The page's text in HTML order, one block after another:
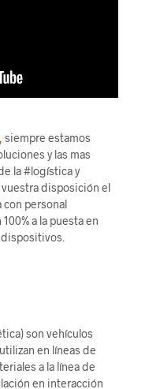
, siempre estamos
y las mas
la #logística y
disposición el
con personal
a la puesta en
son vehículos
en líneas de
a la línea de
en interacción